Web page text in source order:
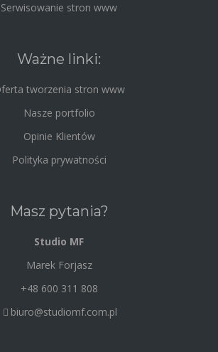
Serwisowanie stron www
Ważne linki:
tworzenia stron www
Nasze portfolio
Opinie Klientów
Polityka prywatności
Masz pytania?
Studio MF
Marek Forjasz
+48 600 311 808
biuro@studiomf.com.pl